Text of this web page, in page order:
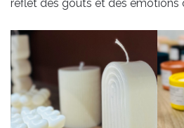
reflet des goûts et des émotions